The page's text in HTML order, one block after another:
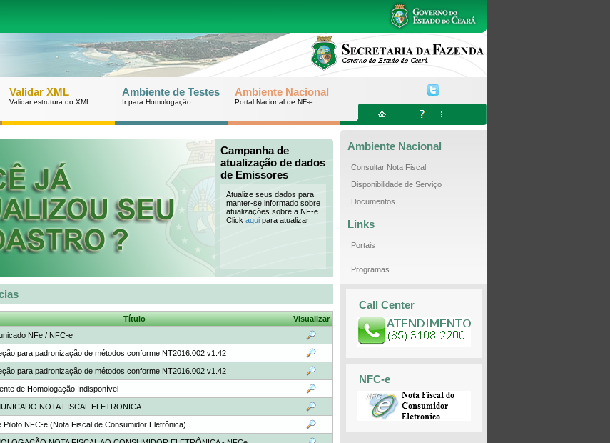
Validar XML
Validar estrutura do XML
Ambiente de Testes
Ir para Homologação
Ambiente Nacional
Portal Nacional de NF-e
Campanha de
atualização de dados
de Emissores
Atualize seus dados para
manter-se informado sobre
atualizações sobre a NF-e.
Click aquipara atualizar
Título Visualizar
NFe / NFC-e
para padronização de métodos conforme NT2016.002 v1.42
para padronização de métodos conforme NT2016.002 v1.42
de Homologação Indisponível
NOTA FISCAL ELETRONICA
Piloto NFC-e (Nota Fiscal de Consumidor Eletrônica)
Ambiente Nacional
Consultar Nota Fiscal
Disponibilidade de Serviço
Documentos
Links
Portais
Programas
Call Center
NFC-e